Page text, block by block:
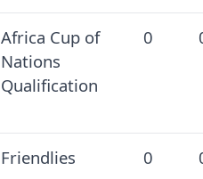
Africa Cup of
Nations
Qualification
0
Friendlies 0